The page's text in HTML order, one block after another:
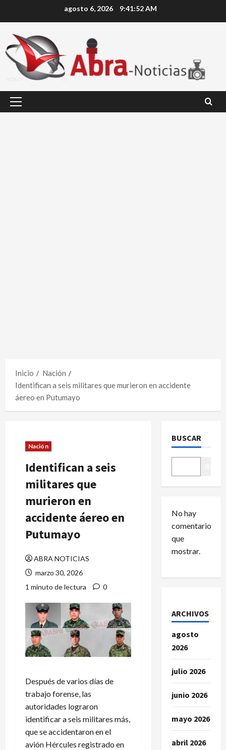
agosto 6, 2026 9:41:53 AM
Menú
Inicio
Nación
Identifican a seis militares que murieron en accidente
áereo en Putumayo
Nación
Identifican a seis
militares que
murieron en
accidente áereo en
Putumayo
ABRA NOTICIAS
marzo 30, 2026
1 minuto de lectura
0
Después de varios días de
trabajo forense, las
autoridades lograron
identificar a seis militares más,
que se accidentaron en el
avión Hércules registrado en
BUSCAR
No hay
comentarios
que
mostrar.
ARCHIVOS
agosto
2026
julio 2026
junio 2026
mayo 2026
abril 2026